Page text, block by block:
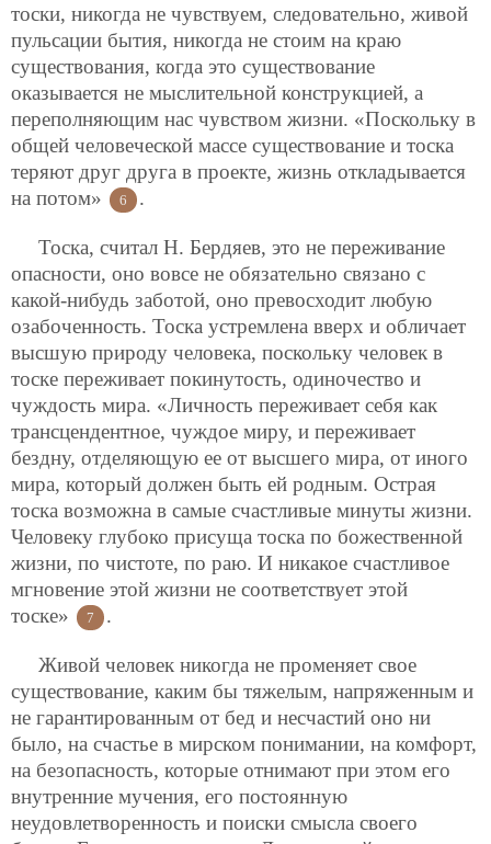
тоски, никогда не чувствуем, следовательно, живой
пульсации бытия, никогда не стоим на краю
существования, когда это существование
оказывается не мыслительной конструкцией, а
переполняющим нас чувством жизни. «Поскольку в
общей человеческой массе существование и тоска
теряют друг друга в проекте, жизнь откладывается
на потом»
6 .
Тоска, считал Н. Бердяев, это не переживание
опасности, оно вовсе не обязательно связано с
какой-нибудь заботой, оно превосходит любую
озабоченность. Тоска устремлена вверх и обличает
высшую природу человека, поскольку человек в
тоске переживает покинутость, одиночество и
чуждость мира. «Личность переживает себя как
трансцендентное, чуждое миру, и переживает
бездну, отделяющую ее от высшего мира, от иного
мира, который должен быть ей родным. Острая
тоска возможна в самые счастливые минуты жизни.
Человеку глубоко присуща тоска по божественной
жизни, по чистоте, по раю. И никакое счастливое
мгновение этой жизни не соответствует этой
тоске»
7 .
Живой человек никогда не променяет свое
существование, каким бы тяжелым, напряженным и
не гарантированным от бед и несчастий оно ни
было, на счастье в мирском понимании, на комфорт,
на безопасность, которые отнимают при этом его
внутренние мучения, его постоянную
неудовлетворенность и поиски смысла своего